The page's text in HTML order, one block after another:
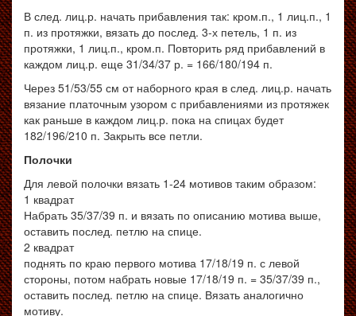
В след. лиц.р. начать прибавления так: кром.п., 1 лиц.п., 1
п. из протяжки, вязать до послед. 3-х петель, 1 п. из
протяжки, 1 лиц.п., кром.п. Повторить ряд прибавлений в
каждом лиц.р. еще 31/34/37 р. = 166/180/194 п.
Через 51/53/55 см от наборного края в след. лиц.р. начать
вязание платочным узором с прибавлениями из протяжек
как раньше в каждом лиц.р. пока на спицах будет
182/196/210 п. Закрыть все петли.
Полочки
Для левой полочки вязать 1-24 мотивов таким образом:
1 квадрат
Набрать 35/37/39 п. и вязать по описанию мотива выше,
оставить послед. петлю на спице.
2 квадрат
поднять по краю первого мотива 17/18/19 п. с левой
стороны, потом набрать новые 17/18/19 п. = 35/37/39 п.,
оставить послед. петлю на спице. Вязать аналогично
мотиву.